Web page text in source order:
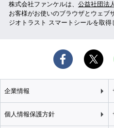
株式会社ファンケルは、 公益社団法
お客様がお使いのブラウザとウェブ
ジオトラスト スマートシールを取得
企業情報
個人情報保護方針